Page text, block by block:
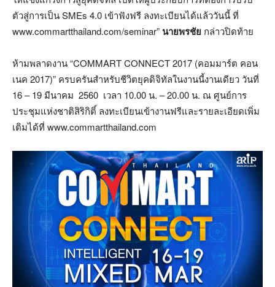
ตัวสู่การเป็น SMEs 4.0 เข้าฟังฟรี ลงทะเบียนได้แล้ววันนี้ ที่
www.commartthailand.com/seminar” นายพรชัย กล่าวปิดท้าย
ห้ามพลาดงาน “COMMART CONNECT 2017 (คอมมาร์ต คอน
เนค 2017)” ครบครันสำหรับชีวิตยุคดิจิทัลในงานนี้งานเดียว วันที่
16 – 19 มีนาคม 2560 เวลา 10.00 น. – 20.00 น. ณ ศูนย์การ
ประชุมแห่งชาติสิริกิติ์ ลงทะเบียนเข้างานฟรีและรายละเอียดเพิ่ม
เติมได้ที่ www.commartthailand.com